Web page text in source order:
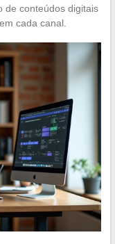
de conteúdos digitais
cada canal.